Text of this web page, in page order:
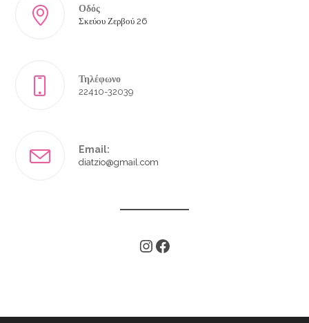
Οδός
Σκεύου Ζερβού 26
Τηλέφωνο
22410-32039
Email:
diatzio@gmail.com